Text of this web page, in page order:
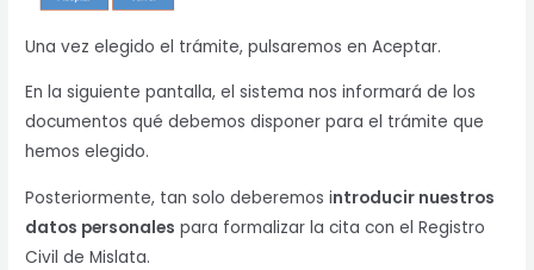
Una vez elegido el trámite, pulsaremos en Aceptar.
En la siguiente pantalla, el sistema nos informará de los
documentos qué debemos disponer para el trámite que
hemos elegido.
Posteriormente, tan solo deberemos introducir nuestros
datos personales para formalizar la cita con el Registro
Civil de Mislata.